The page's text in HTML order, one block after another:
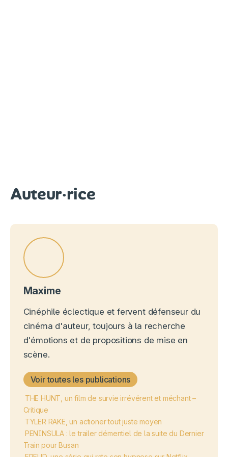
Auteur·rice
Maxime
Cinéphile éclectique et fervent défenseur du
cinéma d'auteur, toujours à la recherche
d'émotions et de propositions de mise en
scène.
Voir toutes les publications
THE HUNT, un film de survie irrévérent et méchant –
Critique
TYLER RAKE, un actioner tout juste moyen
PENINSULA : le trailer démentiel de la suite du Dernier
Train pour Busan